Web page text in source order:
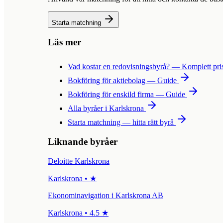
Starta matchning
Läs mer
Vad kostar en redovisningsbyrå? — Komplett
Bokföring för aktiebolag — Guide
Bokföring för enskild firma — Guide
Alla byråer i Karlskrona
Starta matchning — hitta rätt byrå
Liknande byråer
Deloitte Karlskrona
Karlskrona • ★
Ekonominavigation i Karlskrona AB
Karlskrona • 4.5 ★